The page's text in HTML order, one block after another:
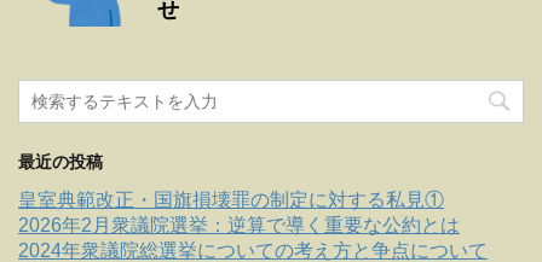
せ
最近の投稿
皇室典範改正・国旗損壊罪の制定に対する私見①
2026年2月衆議院選挙：逆算で導く重要な公約とは
2024年衆議院総選挙についての考え方と争点について